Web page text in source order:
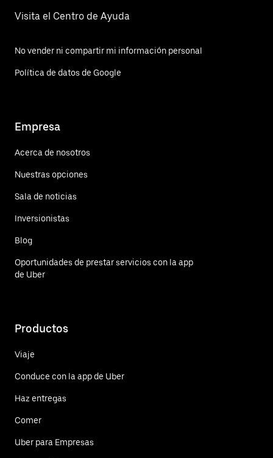
Visita el Centro de Ayuda
No vender ni compartir mi información personal
Política de datos de Google
Empresa
Acerca de nosotros
Nuestras opciones
Sala de noticias
Inversionistas
Blog
Oportunidades de prestar servicios con la app
de Uber
Productos
Viaje
Conduce con la app de Uber
Haz entregas
Comer
Uber para Empresas